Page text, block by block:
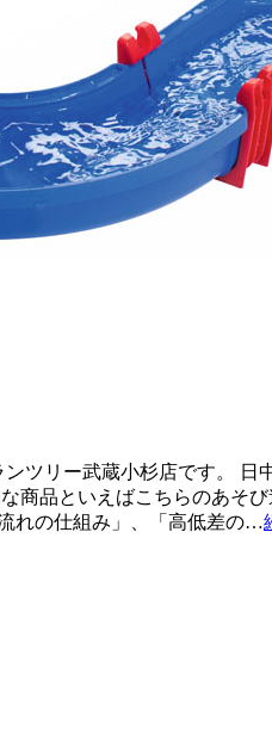
ツリー武蔵小杉店です。
商品といえばこちらのあ
れの仕組み」、「高低差の…